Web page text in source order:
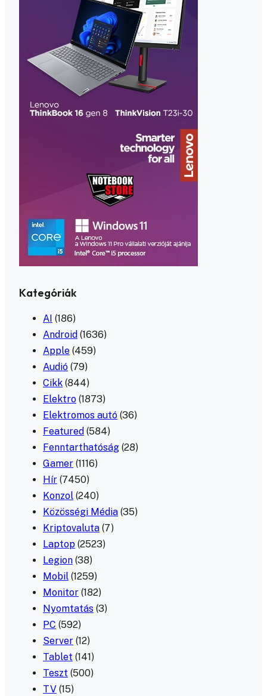
Kategóriák
AI (186)
Android (1636)
Apple (459)
Audió (79)
Cikk (844)
Elektro (1873)
Elektromos autó (36)
Featured (584)
Fenntarthatóság (28)
Gamer (1116)
Hír (7450)
Konzol (240)
Közösségi Média (35)
Kriptovaluta (7)
Laptop (2523)
Legion (38)
Mobil (1259)
Monitor (182)
Nyomtatás (3)
PC (592)
Server (12)
Tablet (141)
Teszt (500)
TV (15)